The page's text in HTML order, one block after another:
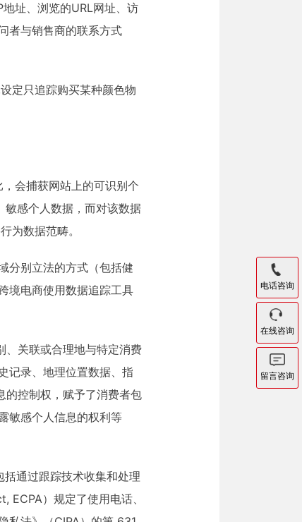
址、浏览的URL网址、访
者与销售商的联系方式
定只追踪购买某种颜色物
会捕获网站上的可识别个
感个人数据，而对该数据
为数据范畴。
分别立法的方式（包括健
境电商使用数据追踪工具
关联或合理地与特定消费
记录、地理位置数据、指
的控制权，赋予了消费者包
敏感个人信息的权利等
通过跟踪技术收集和处理
）规定了使用电话、
电话咨询
在线咨询
留言咨询